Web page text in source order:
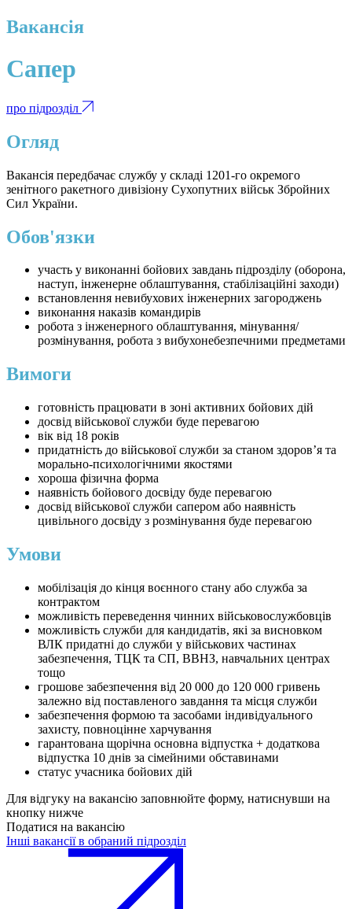
Вакансія
Сапер
про підрозділ
Огляд
Вакансія передбачає службу у складі 1201-го окремого
зенітного ракетного дивізіону Сухопутних військ Збройних
Сил України.
Обов'язки
участь у виконанні бойових завдань підрозділу (оборона,
наступ, інженерне облаштування, стабілізаційні заходи)
встановлення невибухових інженерних загороджень
виконання наказів командирів
робота з інженерного облаштування, мінування/
розмінування, робота з вибухонебезпечними предметами
Вимоги
готовність працювати в зоні активних бойових дій
досвід військової служби буде перевагою
вік від 18 років
придатність до військової служби за станом здоров’я та
морально-психологічними якостями
хороша фізична форма
наявність бойового досвіду буде перевагою
досвід військової служби сапером або наявність
цивільного досвіду з розмінування буде перевагою
Умови
мобілізація до кінця воєнного стану або служба за
контрактом
можливість переведення чинних військовослужбовців
можливість служби для кандидатів, які за висновком
ВЛК придатні до служби у військових частинах
забезпечення, ТЦК та СП, ВВНЗ, навчальних центрах
тощо
грошове забезпечення від 20 000 до 120 000 гривень
залежно від поставленого завдання та місця служби
забезпечення формою та засобами індивідуального
захисту, повноцінне харчування
гарантована щорічна основна відпустка + додаткова
відпустка 10 днів за сімейними обставинами
статус учасника бойових дій
Для відгуку на вакансію заповнюйте форму, натиснувши на
кнопку нижче
Податися на вакансію
Інші вакансії в обраний підрозділ